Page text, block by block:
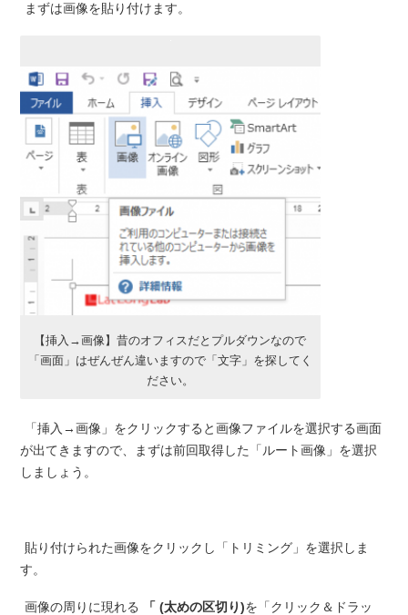
まずは画像を貼り付けます。
【挿入→画像】昔のオフィスだとプルダウンなので
「画面」はぜんぜん違いますので「文字」を探してく
ださい。
「挿入→画像」をクリックすると画像ファイルを選択する画面
が出てきますので、まずは前回取得した「ルート画像」を選択
しましょう。
貼り付けられた画像をクリックし「トリミング」を選択しま
す。
画像の周りに現れる 「 (太めの区切り)を「クリック＆ドラッ